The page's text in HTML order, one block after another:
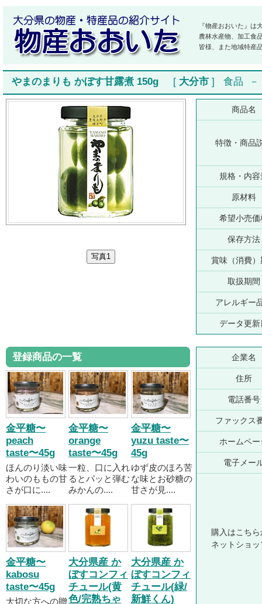
『物産おおいた』は
農林水産物、加工食
皆様、また地域特産
やまのまりも かぼす甘露煮 150g [ 大分市 ] 食品
商品名
特徴・商品
規格・内容
原材料
希望小売価
保存方法
賞味（消費）
取扱期間
アレルギー
データ更新
登録商品の一覧
金平糖〜
peach
taste〜45g
ほんのり淡い味
わいのももの甘
さが口に....
金平糖〜
orange
taste〜45g
一粒、口に入れ
るとパッと弾む
みかんの....
金平糖〜
yuzu taste〜
45g
ゆず皮のほろ苦
な味とお砂糖の
甘さが見....
金平糖〜
kabosu
taste〜45g
大切な方への贈
大分県産 か
ぼすコンフィ
チュール(黄
色/完熟ちゃ
大分県産 か
ぼすコンフィ
チュール(緑/
新鮮くん)
企業名
住所
電話番号
ファックス
ホームペー
電子メー
購入はこちら
ネットショ